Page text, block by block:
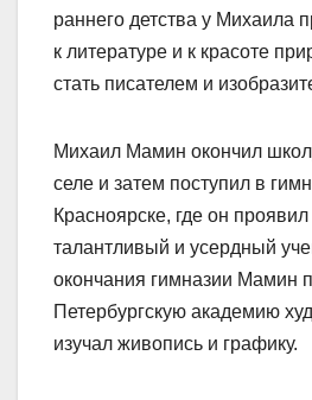
раннего детства у Михаила
к литературе и к красоте
стать писателем и
Михаил Мамин окончил
селе и затем поступил в
Красноярске, где он проявил
талантливый и усердный
окончания гимназии Мамин
Петербургскую академию
изучал живопись и графику.